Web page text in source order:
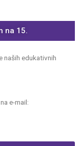
na 15.
naših edukativnih
e-mail: